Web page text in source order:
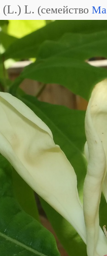
(L.) L. (семейство